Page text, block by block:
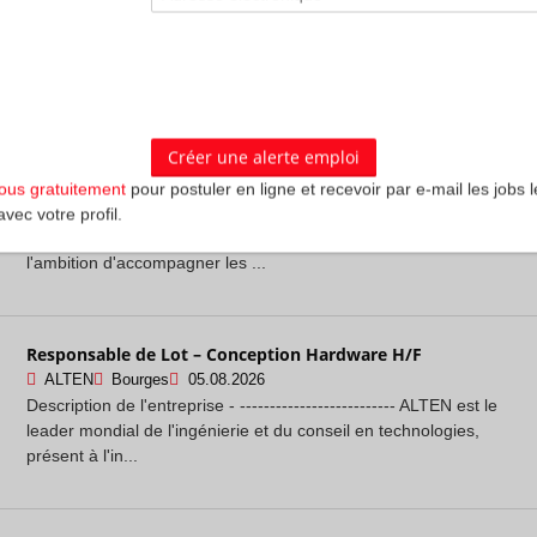
gratuitement pour postuler en ligne et recevoir par e-mail les jobs
votre profil.
Description de l'entreprise - -------------------------- ALTEN est le
Testeur QA Digital - H/F
Metaline Versailles 05.08.2026
**METALINE est une ESN spécialisée dans l'infogérance, les
l'ambition d'accompagner les ...
Responsable de Lot – Conception Hardware H/F
ALTEN Bourges 05.08.2026
Description de l'entreprise - -------------------------- ALTEN est le
leader mondial de l'ingénierie et du conseil en technologies,
présent à l'in...